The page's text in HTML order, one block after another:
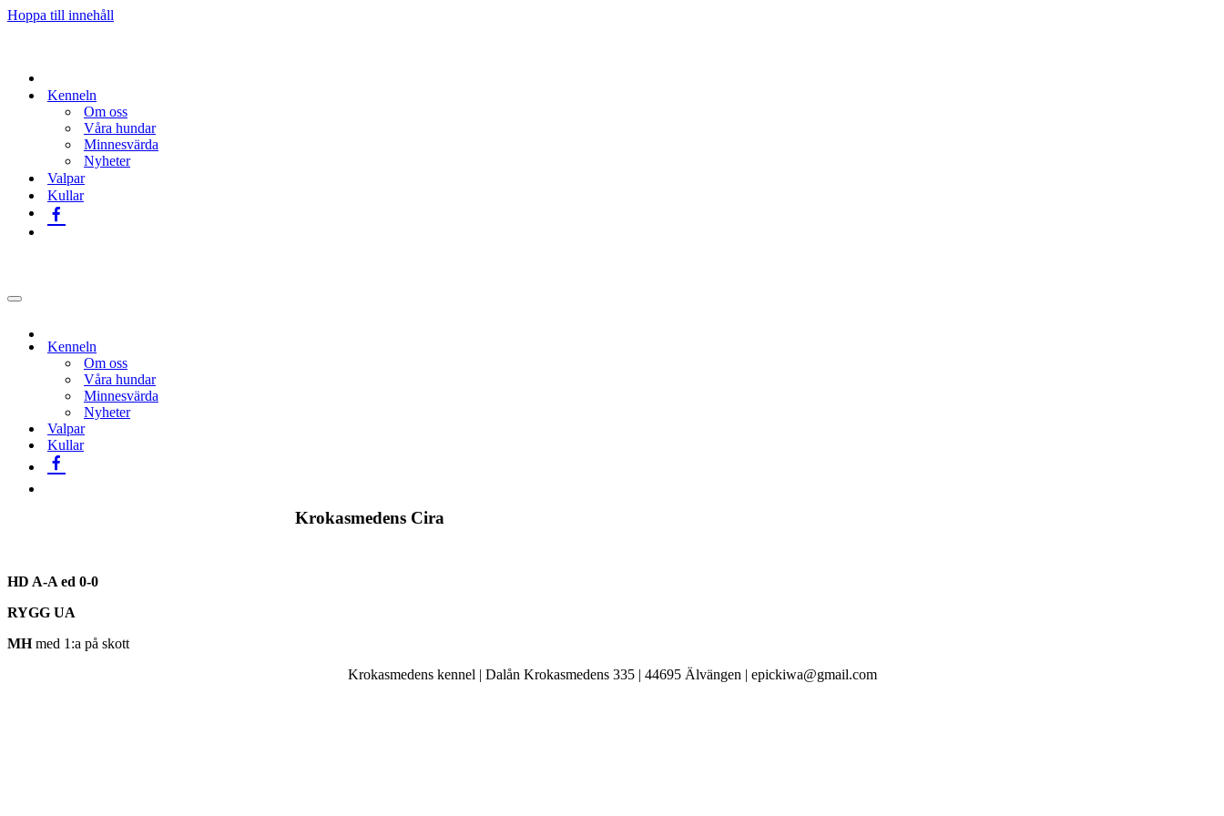
Hoppa till innehåll
Kenneln
Om oss
Våra hundar
Minnesvärda
Nyheter
Valpar
Kullar
Navigeringsmeny
Kenneln
Om oss
Våra hundar
Minnesvärda
Nyheter
Valpar
Kullar
Krokasmedens Cira
HD A-A ed 0-0
RYGG UA
MHmed 1:a på skott
Krokasmedens kennel | Dalån Krokasmedens 335 | 44695 Älvängen | epickiwa@gmail.com